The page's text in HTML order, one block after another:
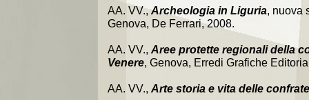
AA. VV.,Archeologia in Liguria, nuova
Genova, De Ferrari, 2008.
AA. VV., Aree protette regionali della
Venere, Genova, Erredi Grafiche
AA. VV., Arte storia e vita delle